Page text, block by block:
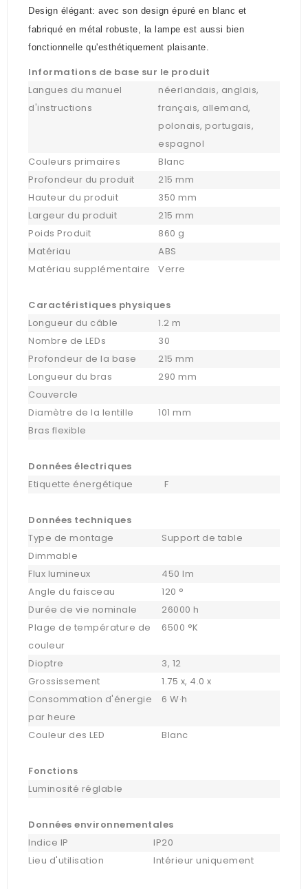
Design élégant: avec son design épuré en blanc et
fabriqué en métal robuste, la lampe est aussi bien
fonctionnelle qu'esthétiquement plaisante.
Informations de base sur le produit
Langues du manuel
d'instructions
néerlandais, anglais,
français, allemand,
polonais, portugais,
espagnol
Couleurs primaires
Blanc
Profondeur du produit
215 mm
Hauteur du produit
350 mm
Largeur du produit
215 mm
Poids Produit
860 g
Matériau
ABS
Matériau supplémentaire
Verre
Caractéristiques physiques
Longueur du câble
1.2 m
Nombre de LEDs
30
Profondeur de la base
215 mm
Longueur du bras
290 mm
Couvercle
Diamètre de la lentille
101 mm
Bras flexible
Données électriques
Etiquette énergétique
F
Données techniques
Type de montage
Support de table
Dimmable
Flux lumineux
450 lm
Angle du faisceau
120 °
Durée de vie nominale
26000 h
Plage de température de
couleur
6500 °K
Dioptre
3, 12
Grossissement
1.75 x, 4.0 x
Consommation d'énergie
par heure
6 W·h
Couleur des LED Blanc
Fonctions
Luminosité réglable
Données environnementales
Indice IP
IP20
Lieu d'utilisation
Intérieur uniquement